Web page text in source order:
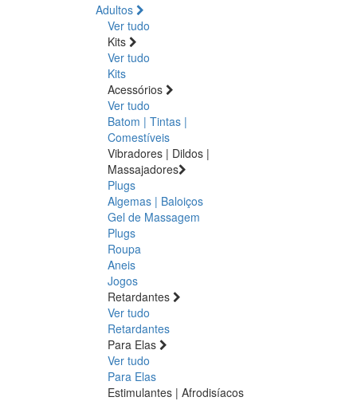
Adultos
Ver tudo
Kits
Ver tudo
Kits
Acessórios
Ver tudo
Batom | Tintas |
Comestíveis
Vibradores | Dildos |
Massajadores
Plugs
Algemas | Baloiços
Gel de Massagem
Plugs
Roupa
Aneis
Jogos
Retardantes
Ver tudo
Retardantes
Para Elas
Ver tudo
Para Elas
Estimulantes | Afrodisíacos